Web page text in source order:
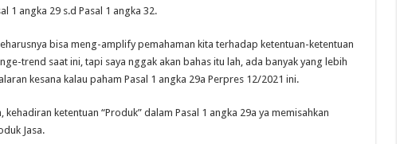
1 angka 29 s.d Pasal 1 angka 32.
bisa meng-amplify pemahaman kita terhadap ketentuan-ketentuan
trend saat ini, tapi saya nggak akan bahas itu lah, ada banyak yang lebih
kesana kalau paham Pasal 1 angka 29a Perpres 12/2021 ini.
kehadiran ketentuan “Produk” dalam Pasal 1 angka 29a ya memisahkan
Jasa.